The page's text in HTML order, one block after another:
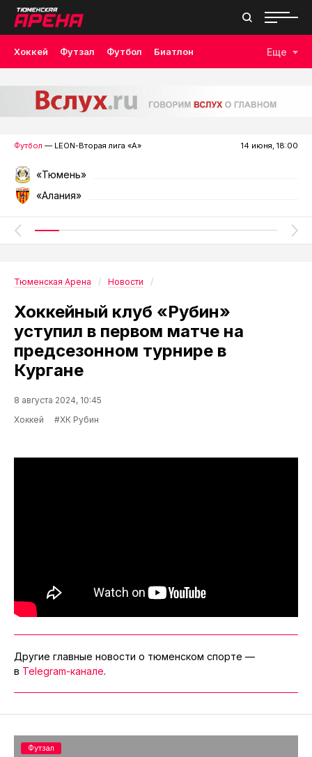
Хоккей Футзал Футбол Биатлон Еще
Футбол — LEON-Вторая лига «А» 14 июня, 18:00
«Тюмень»
«Алания»
Тюменская Арена Новости
Хоккейный клуб «Рубин»
уступил в первом матче на
предсезонном турнире в
Кургане
8 августа 2024, 10:45
Хоккей
#ХК Рубин
Другие главные новости о тюменском спорте —
в Telegram-канале.
Футзал